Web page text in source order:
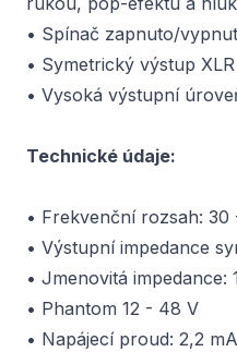
• Spínač zapnuto/
• Symetrický výstup XLR
• Vysoká výstupní
Technické údaje:
• Frekvenční rozsah:
• Výstupní impedance
• Jmenovitá impedance:
• Phantom 12 - 48 V
• Napájecí proud: 2,2 mA